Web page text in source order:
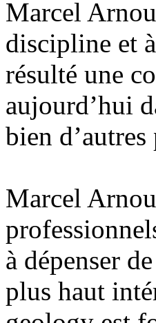
Marcel
discipline et
résulté une
aujourd’hui
bien d’autres
Marcel
à dépenser
plus haut